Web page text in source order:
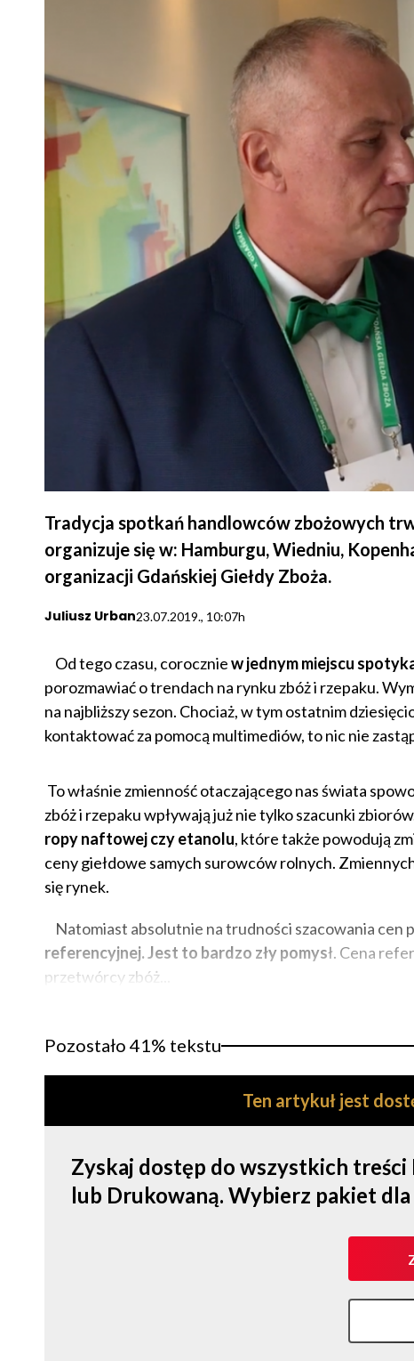
Tradycja spotkań handlowców zbożowych
organizuje się w: Hamburgu, Wiedniu,
organizacji Gdańskiej Giełdy Zboża.
Juliusz Urban23.07.2019., 10:07h
Od tego czasu, coroczniew jednym miejscu
porozmawiać o trendach na rynku zbóż i rzepaku.
na najbliższy sezon. Chociaż, w tym ostatnim
kontaktować za pomocą multimediów, to nic nie
To właśnie zmienność otaczającego nas świata
zbóż i rzepaku wpływają już nie tylko szacunki
ropy naftowej czy etanolu, które także powodują
ceny giełdowe samych surowców rolnych.
się rynek.
Natomiast absolutnie na trudności szacowania cen
referencyjnej. Jest to bardzo zły pomysł. Cena
przetwórcy zbóż...
Pozostało 41% tekstu
Ten artykuł jest
Zyskaj dostęp do wszystkich
lub Drukowaną. Wybierz pakiet